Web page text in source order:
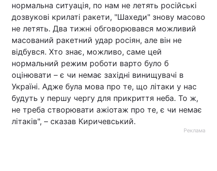
нормальна ситуація, по нам не летять російські
дозвукові крилаті ракети, "Шахеди" знову масово
не летять. Два тижні обговорювався можливий
масований ракетний удар росіян, але він не
відбувся. Хто знає, можливо, саме цей
нормальний режим роботи варто було б
оцінювати – є чи немає західні винищувачі в
Україні. Адже була мова про те, що літаки у нас
будуть у першу чергу для прикриття неба. То ж,
не треба створювати ажіотаж про те, є чи немає
літаків", – сказав Киричевський.
Реклама